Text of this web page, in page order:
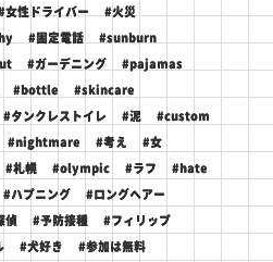
女性ドライバー #火災
#固定電話 #sunburn
#ガーデニング #pajamas
#bottle #skincare
#タンクレストイレ #泥 #custom
#nightmare #考え #女
#札幌 #olympic #ラフ #hate
#ハプニング #ロングヘアー
偵 #予防接種 #フィリップ
#犬好き #参加は無料